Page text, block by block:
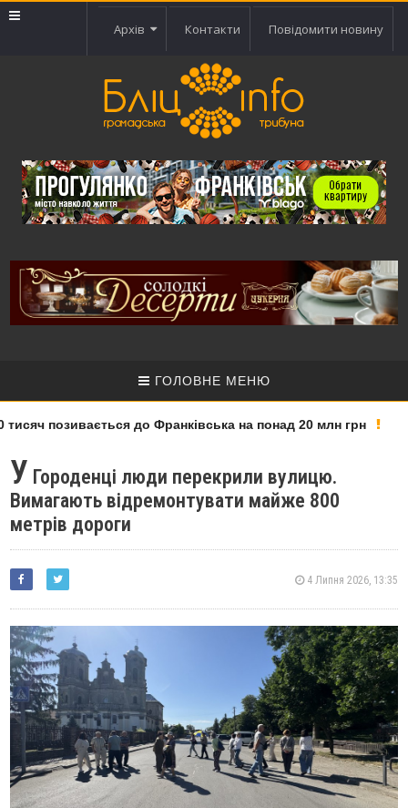
Архів Контакти Повідомити новину
ГОЛОВНЕ МЕНЮ
позивається до Франківська на понад 20 млн грн
У Городенці люди перекрили вулицю.
Вимагають відремонтувати майже 800
метрів дороги
4 Липня 2026, 13:35